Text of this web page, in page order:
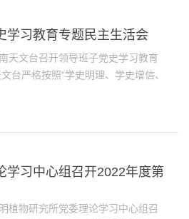
学习教育专题民主生活会
天文台召开领导班子党史学习教育
台严格按照“学史明理、学史增信、
学习中心组召开2022年度第
植物研究所党委理论学习中心组召